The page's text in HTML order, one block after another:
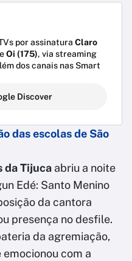
por assinatura Claro
eOi (175), via streaming
dos canais nas Smart
Discover
das escolas de São
da Tijuca abriu a noite
Edé: Santo Menino
da cantora
presença no desfile.
da agremiação,
com a